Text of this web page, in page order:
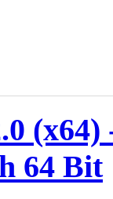
64 Bit